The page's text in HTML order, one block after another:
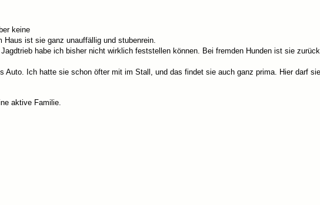
keine
ist sie ganz unauffällig und stubenrein.
habe ich bisher nicht wirklich feststellen können. Bei fremden Hunden ist sie
Ich hatte sie schon öfter mit im Stall, und das findet sie auch ganz prima. Hier darf
aktive Familie.